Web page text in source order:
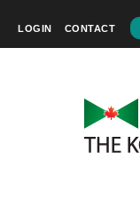
LOGIN CONTACT